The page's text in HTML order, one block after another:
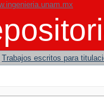
Trabajos escritos para